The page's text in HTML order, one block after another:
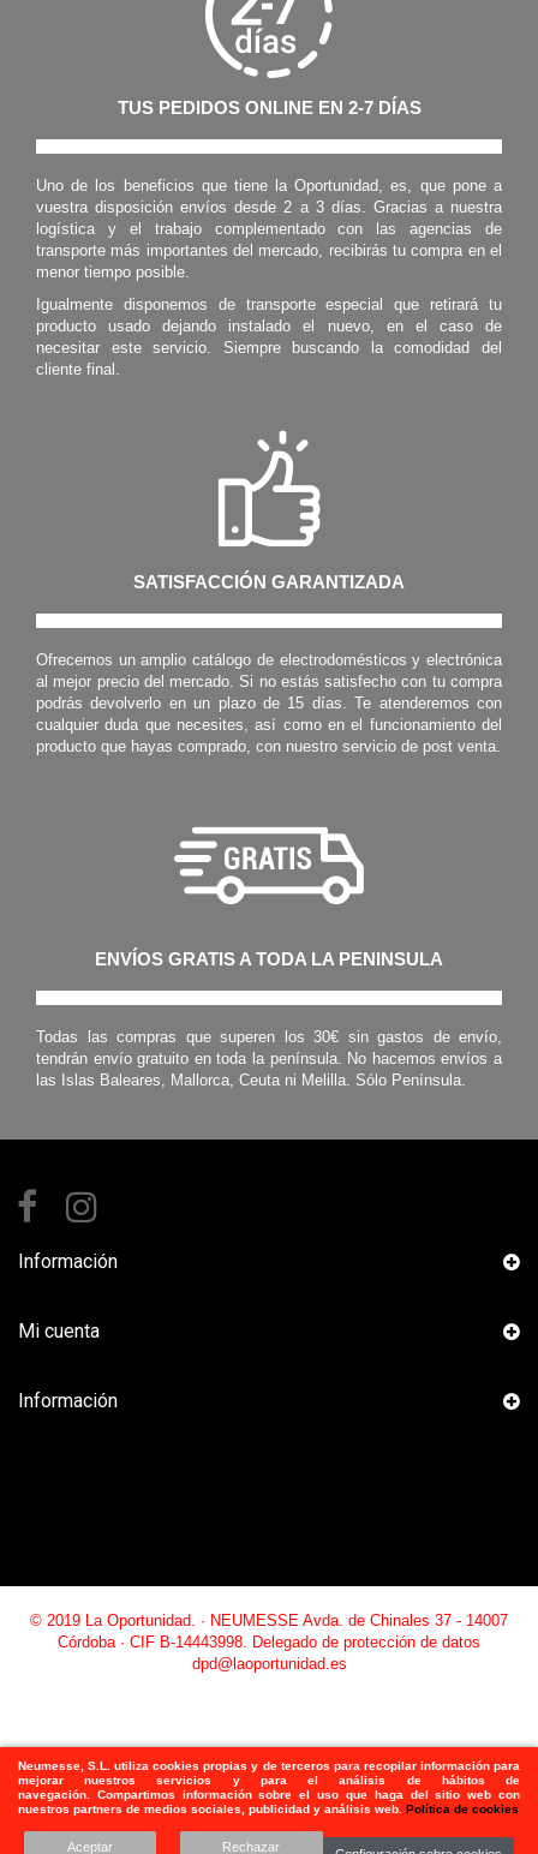
Neumesse, S.L. utiliza cookies propias y de terceros para recopilar información para
mejorar nuestros servicios y para el análisis de hábitos de
navegación. Compartimos información sobre el uso que haga del sitio web con
nuestros partners de medios sociales, publicidad y análisis web. Política de cookies
Aceptar Rechazar
TUS PEDIDOS ONLINE EN 2-7 DÍAS
Uno de los beneficios que tiene la Oportunidad, es, que pone a
vuestra disposición envíos desde 2 a 3 días. Gracias a nuestra
logística y el trabajo complementado con las agencias de
transporte más importantes del mercado, recibirás tu compra en el
menor tiempo posible.
Igualmente disponemos de transporte especial que retirará tu
producto usado dejando instalado el nuevo, en el caso de
necesitar este servicio. Siempre buscando la comodidad del
cliente final.
SATISFACCIÓN GARANTIZADA
Ofrecemos un amplio catálogo de electrodomésticos y electrónica
al mejor precio del mercado. Si no estás satisfecho con tu compra
podrás devolverlo en un plazo de 15 días. Te atenderemos con
cualquier duda que necesites, así como en el funcionamiento del
producto que hayas comprado, con nuestro servicio de post venta.
ENVÍOS GRATIS A TODA LA PENINSULA
Todas las compras que superen los 30€ sin gastos de envío,
tendrán envío gratuito en toda la península. No hacemos envíos a
las Islas Baleares, Mallorca, Ceuta ni Melilla. Sólo Península.
Información
Mi cuenta
Información
© 2019 La Oportunidad. · NEUMESSE Avda. de Chinales 37 - 14007
Córdoba · CIF B-14443998. Delegado de protección de datos
dpd@laoportunidad.es